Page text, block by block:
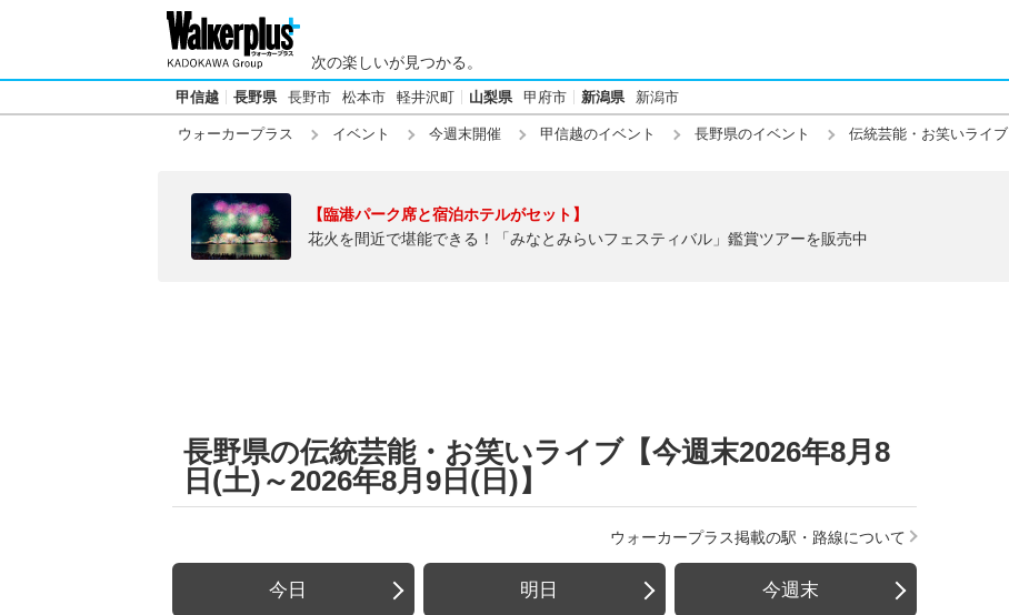
次の楽しいが見つかる。
甲信越 長野県 長野市 松本市 軽井沢町 山梨県 甲府市 新潟県 新潟市
ウォーカープラス イベント 今週末開催 甲信越のイベント 長野県のイベント 伝統芸能・お笑いライブ
【臨港パーク席と宿泊ホテルがセット】
花火を間近で堪能できる！「みなとみらいフェスティバル」鑑賞ツアーを販売中
長野県の伝統芸能・お笑いライブ【今週末2026年8月8
日(土)～2026年8月9日(日)】
ウォーカープラス掲載の駅・路線について
今日 明日 今週末